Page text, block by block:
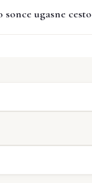
ugasne cesto